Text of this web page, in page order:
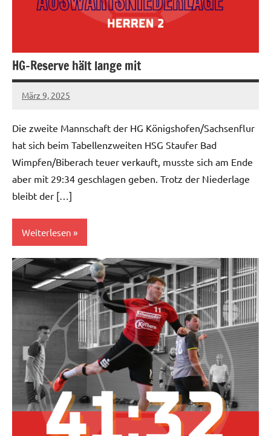
HG-Reserve hält lange mit
März 9, 2025
hgadmin
Die zweite Mannschaft der HG Königshofen/Sachsenflur
hat sich beim Tabellenzweiten HSG Staufer Bad
Wimpfen/Biberach teuer verkauft, musste sich am Ende
aber mit 29:34 geschlagen geben. Trotz der Niederlage
bleibt der […]
Weiterlesen
Herren